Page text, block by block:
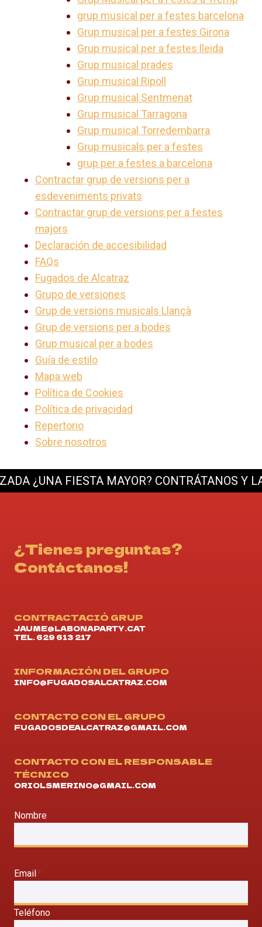
grup musical per a festes barcelona
Grup musical per a festes Girona
Grup musical per a festes lleida
Grup musical prades
Grup musical Ripoll
Grup musical Sentmenat
Grup musical Tarragona
Grup musical Torredembarra
Grup musicals per a festes
grup per a festes a barcelona
Contractar grup de versions per a
esdeveniments privats
Contractar grup de versions per a festes
majors
Declaración de accesibilidad
FAQs
Fugados de Alcatraz
Grupo de versiones
Grup de versions musicals Llançà
Grup de versions per a bodes
Grup musical per a bodes
Guía de estilo
Mapa web
Política de Cookies
Política de privacidad
Repertorio
Sobre nosotros
¿UNA FIESTA MAYOR? CONTRÁTANOS Y LA
¿Tienes preguntas?
Contáctanos!
CONTRACTACIÓ GRUP
JAUME@LABONAPARTY.CAT
TEL. 629 613 217
INFORMACIÓN DEL GRUPO
INFO@FUGADOSALCATRAZ.COM
CONTACTO CON EL GRUPO
FUGADOSDEALCATRAZ@GMAIL.COM
CONTACTO CON EL RESPONSABLE
TÉCNICO
ORIOLSMERINO@GMAIL.COM
Nombre
Email *
Teléfono